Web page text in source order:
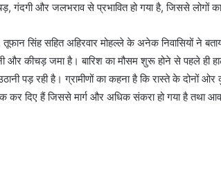
गंदगी और जलभराव से प्रभावित हो गया है, जिससे लोगों
तूफान सिंह सहित अहिरवार मोहल्ले के अनेक निवासियों ने
और कीचड़ जमा है। बारिश का मौसम शुरू होने से पहले ही
पड़ रही है। ग्रामीणों का कहना है कि रास्ते के दोनों ओर
दिए हैं जिससे मार्ग और अधिक संकरा हो गया है तथा